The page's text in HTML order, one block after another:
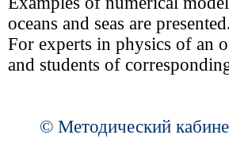
oceans and seas are
For experts in physics of an
and students of
© Методический